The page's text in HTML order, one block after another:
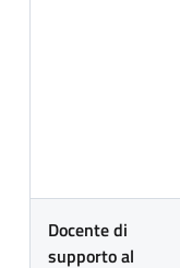
Docente di
supporto al